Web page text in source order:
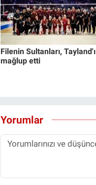
Filenin Sultanları, Tayland'ı
mağlup etti
Yorumlar